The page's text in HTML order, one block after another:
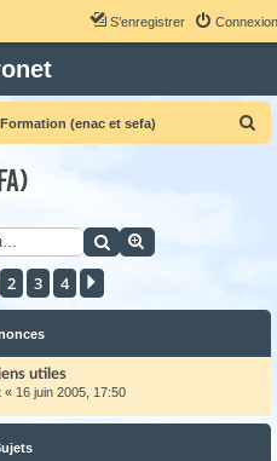
Connexion
S’enregistrer
Formation (enac et sefa)
e
Rechercher
2 3 4
utiles
« 16 juin 2005, 17:50